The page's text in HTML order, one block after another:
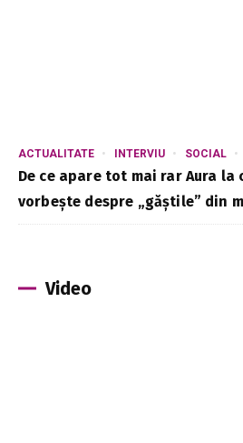
ACTUALITATE INTERVIU SOCIAL
De ce apare tot mai rar Aura la
vorbește despre „găștile” din
Video